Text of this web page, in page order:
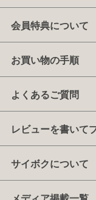
会員特典について
お買い物の手順
よくあるご質問
レビューを書いて
サイボクについて